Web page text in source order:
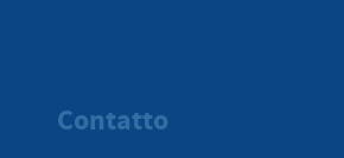
Contatto